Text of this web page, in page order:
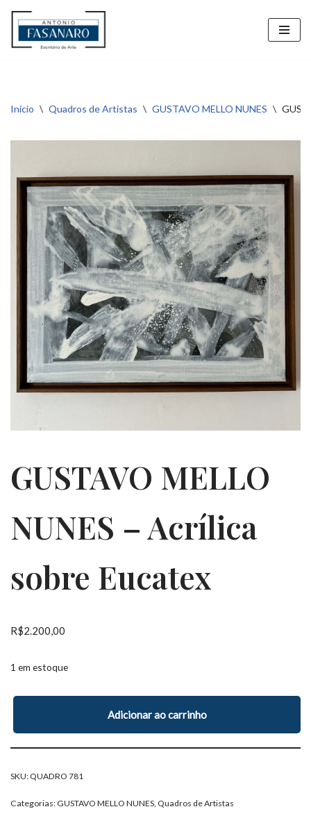
Pular
Início \ Quadros de Artistas \ GUSTAVO MELLO NUNES \
GUSTAVO MELLO
NUNES – Acrílica
sobre Eucatex
R$2.200,00
1 em estoque
Adicionar ao carrinho
SKU: QUADRO 781
Categorias: GUSTAVO MELLO NUNES Quadros de Artistas